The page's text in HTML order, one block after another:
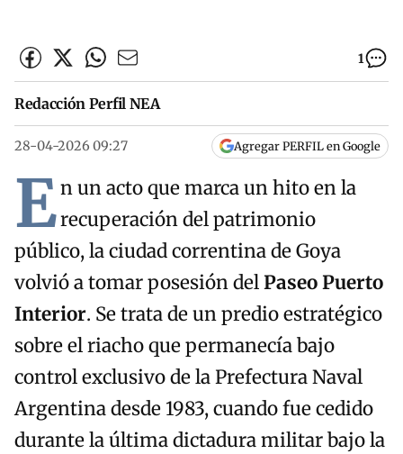
1
Redacción Perfil NEA
28-04-2026 09:27 Agregar PERFIL en Google
En un acto que marca un hito en la
recuperación del patrimonio
público, la ciudad correntina de Goya
volvió a tomar posesión delPaseo Puerto
Interior. Se trata de un predio estratégico
sobre el riacho que permanecía bajo
control exclusivo de la Prefectura Naval
Argentina desde 1983, cuando fue cedido
durante la última dictadura militar bajo la